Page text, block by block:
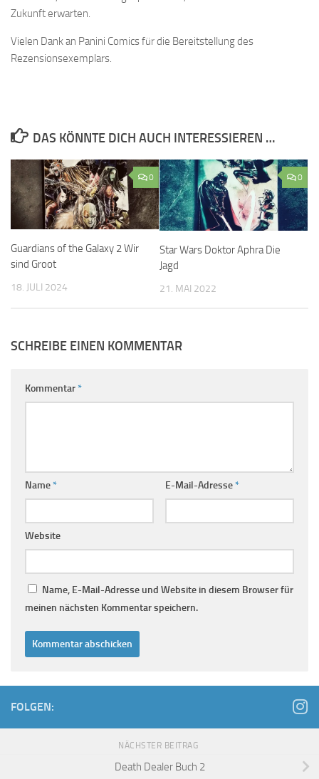
Zukunft erwarten.
Vielen Dank an Panini Comics für die Bereitstellung des
Rezensionsexemplars.
DAS KÖNNTE DICH AUCH INTERESSIEREN …
0
Guardians of the Galaxy 2 Wir
sind Groot
18. JULI 2024
0
Star Wars Doktor Aphra Die
Jagd
21. MAI 2022
SCHREIBE EINEN KOMMENTAR
Kommentar*
Name* E-Mail-Adresse*
Website
Name, E-Mail-Adresse und Website in diesem Browser für
meinen nächsten Kommentar speichern.
FOLGEN:
NÄCHSTER BEITRAG
Death Dealer Buch 2